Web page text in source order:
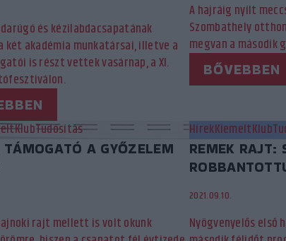
és kézilabdacsapatának
két akadémia munkatársai, illetve a
is részt vettek vasárnap, a XI.
A hajráig nyílt
Szombathely
megvan a második
BŐVEBBEN
KlubTudósítás
A GYŐZELEM
rajt mellett is volt okunk
HírekKiemeltKlub
REMEK RAJT:
2021.09.10.
Nyögvenyelős első